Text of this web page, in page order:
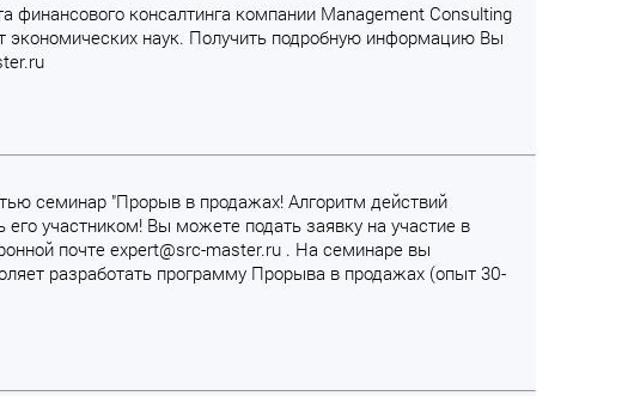
финансового консалтинга компании Management Consulting
экономических наук. Получить подробную информацию Вы
семинар "Прорыв в продажах! Алгоритм действий
участником! Вы можете подать заявку на участие в
почте expert@src-master.ru . На семинаре вы
разработать программу Прорыва в продажах (опыт 30-